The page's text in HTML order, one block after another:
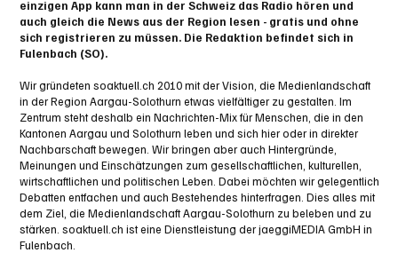
einzigen App kann man in der Schweiz das Radio hören und
auch gleich die News aus der Region lesen - gratis und ohne
sich registrieren zu müssen. Die Redaktion befindet sich in
Fulenbach (SO).
Wir gründeten soaktuell.ch 2010 mit der Vision, die Medienlandschaft
in der Region Aargau-Solothurn etwas vielfältiger zu gestalten. Im
Zentrum steht deshalb ein Nachrichten-Mix für Menschen, die in den
Kantonen Aargau und Solothurn leben und sich hier oder in direkter
Nachbarschaft bewegen. Wir bringen aber auch Hintergründe,
Meinungen und Einschätzungen zum gesellschaftlichen, kulturellen,
wirtschaftlichen und politischen Leben. Dabei möchten wir gelegentlich
Debatten entfachen und auch Bestehendes hinterfragen. Dies alles mit
dem Ziel, die Medienlandschaft Aargau-Solothurn zu beleben und zu
stärken. soaktuell.ch ist eine Dienstleistung der jaeggiMEDIA GmbH in
Fulenbach.